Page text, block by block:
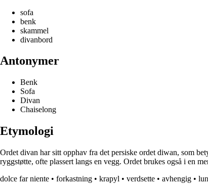
sofa
benk
skammel
divanbord
Antonymer
Benk
Sofa
Divan
Chaiselong
Etymologi
Ordet divan har sitt opphav fra det persiske ordet diwan, som
ryggstøtte, ofte plassert langs en vegg. Ordet brukes også i en
dolce far niente • forkastning • krapyl • verdsette • avhengig •